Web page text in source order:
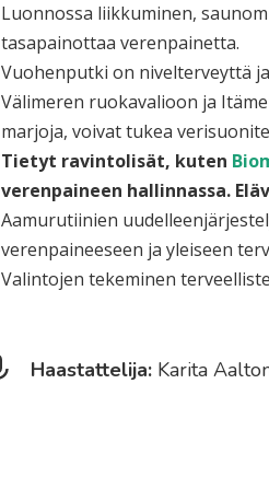
Luonnossa liikkuminen,
tasapainottaa verenpainetta.
Vuohenputki on nivelterveyttä
Välimeren ruokavalioon ja
marjoja, voivat tukea
Tietyt ravintolisät, kuten
verenpaineen hallinnassa.
Aamurutiinien
verenpaineeseen ja yleiseen
Valintojen tekeminen
Haastattelija: Karita